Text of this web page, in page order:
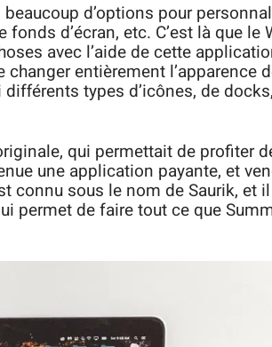
d’options pour
d’écran, etc. C’est là que le
avec l’aide de cette
entièrement l’apparence
types d’icônes, de
qui permettait de profiter
une application payante, et
connu sous le nom de Saurik, et
permet de faire tout ce que